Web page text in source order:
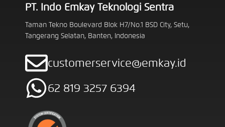
PT. Indo Emkay Teknologi Sentra
Taman Tekno Boulevard Blok H7/No.1 BSD City, Setu,
Tangerang Selatan, Banten, Indonesia
customerservice@emkay.id
62 819 3257 6394